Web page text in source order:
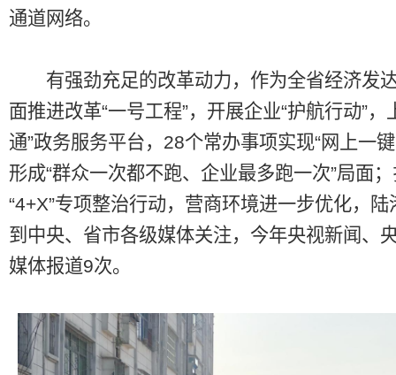
通道网络。
有强劲充足的改革动力，作为全省经济发
面推进改革“一号工程”，开展企业“护航行动”，
通”政务服务平台，28个常办事项实现“网上一
形成“群众一次都不跑、企业最多跑一次”局面
“4+X”专项整治行动，营商环境进一步优化，陆
到中央、省市各级媒体关注，今年央视新闻、
媒体报道9次。